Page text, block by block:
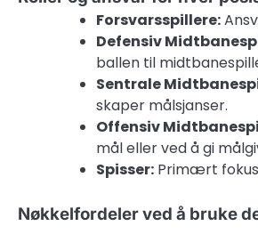
Forsvarsspillere:
Defensiv
ballen til
Sentrale
skaper målsjanser.
Offensiv
mål eller ved å gi
Spisser: Primært
Nøkkelfordeler ved å bruke